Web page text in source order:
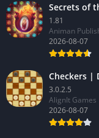
Secrets of
1.81
Animan
2026-08-07
Checkers |
3.0.2.5
AlignIt Games
2026-08-07